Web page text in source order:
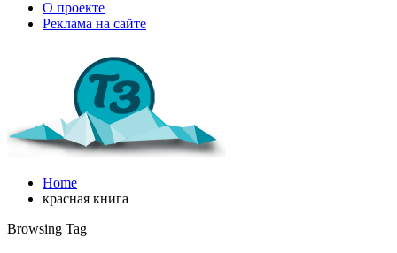
О проекте
Реклама на сайте
Home
красная книга
Browsing Tag